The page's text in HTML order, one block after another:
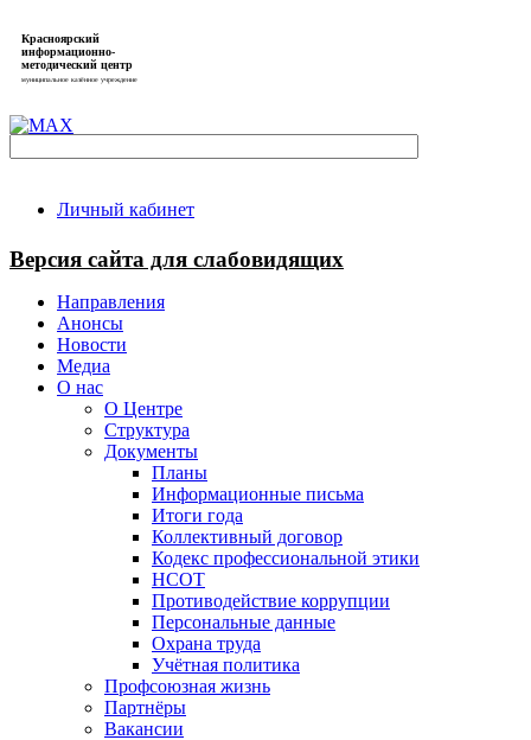
Красноярский
информационно-
методический центр
муниципальное казённое учреждение
Личный кабинет
Версия сайта для слабовидящих
Направления
Анонсы
Новости
Медиа
О нас
О Центре
Структура
Документы
Планы
Информационные письма
Итоги года
Коллективный договор
Кодекс профессиональной этики
НСОТ
Противодействие коррупции
Персональные данные
Охрана труда
Учётная политика
Профсоюзная жизнь
Партнёры
Вакансии